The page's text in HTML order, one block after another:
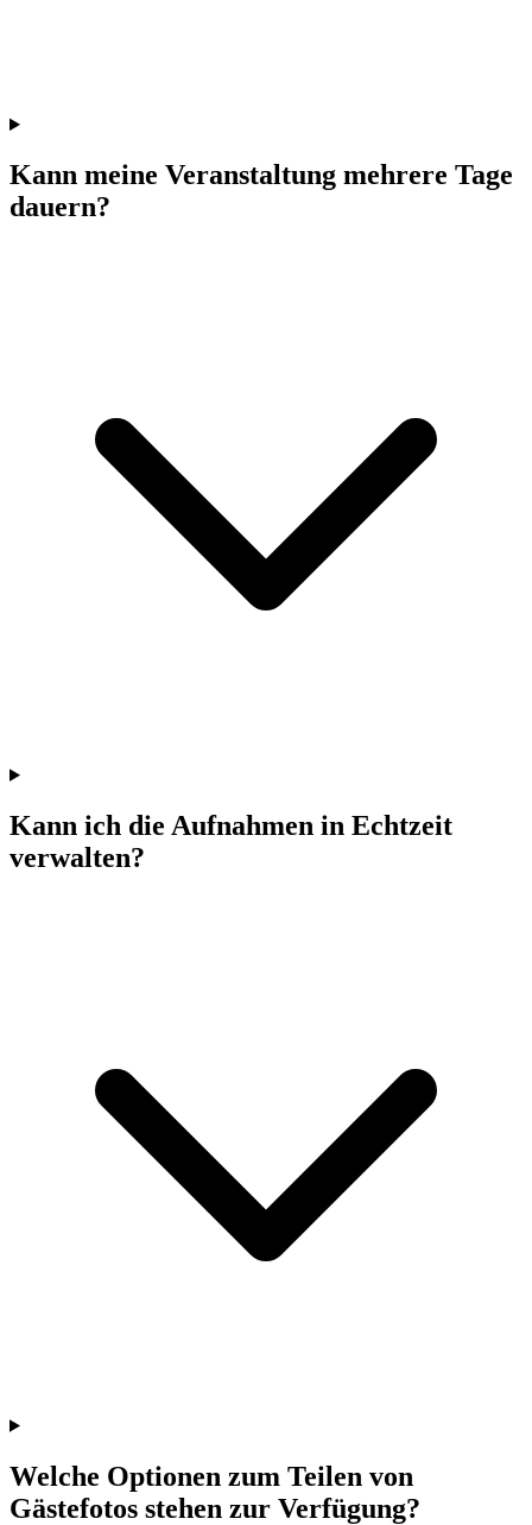
Kann meine Veranstaltung mehrere Tage
dauern?
Kann ich die Aufnahmen in Echtzeit
verwalten?
Welche Optionen zum Teilen von
Gästefotos stehen zur Verfügung?